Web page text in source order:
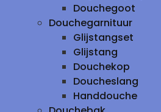
Douchegoot
Douchegarnituur
Glijstangset
Glijstang
Douchekop
Doucheslang
Handdouche